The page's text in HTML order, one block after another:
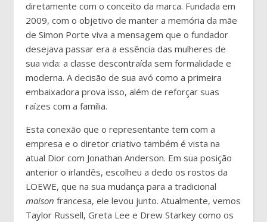
diretamente com o conceito da marca. Fundada em
2009, com o objetivo de manter a memória da mãe
de Simon Porte viva a mensagem que o fundador
desejava passar era a essência das mulheres de
sua vida: a classe descontraída sem formalidade e
moderna. A decisão de sua avó como a primeira
embaixadora prova isso, além de reforçar suas
raízes com a família.
Esta conexão que o representante tem com a
empresa e o diretor criativo também é vista na
atual Dior com Jonathan Anderson. Em sua posição
anterior o irlandês, escolheu a dedo os rostos da
LOEWE, que na sua mudança para a tradicional
maison francesa, ele levou junto. Atualmente, vemos
Taylor Russell, Greta Lee e Drew Starkey como os